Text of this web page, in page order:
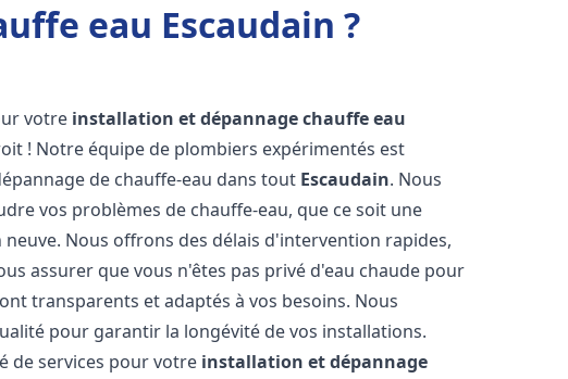
eau Escaudain ?
votre installation et dépannage chauffe eau
! Notre équipe de plombiers expérimentés est
de chauffe-eau dans tout Escaudain. Nous
vos problèmes de chauffe-eau, que ce soit une
Nous offrons des délais d'intervention rapides,
assurer que vous n'êtes pas privé d'eau chaude pour
transparents et adaptés à vos besoins. Nous
pour garantir la longévité de vos installations.
de services pour votre installation et dépannage